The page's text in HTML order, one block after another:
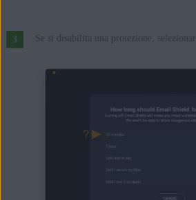
Se si disabilita una protezione,